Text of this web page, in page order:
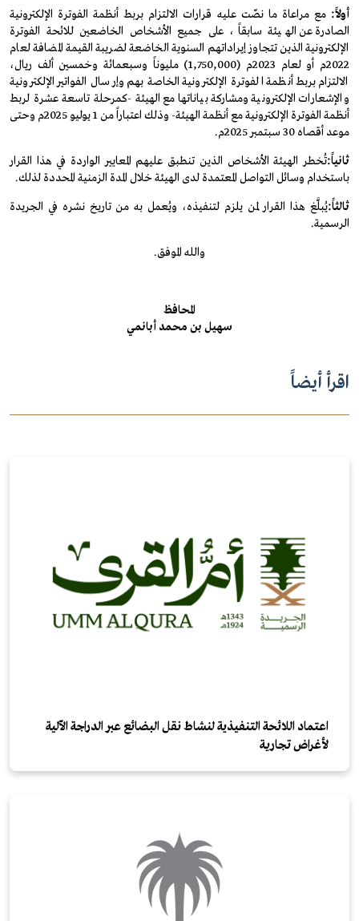
أولاً: مع مراعاة ما نصّت عليه قرارات الالتزام بربط أنظمة الفوترة الإلكترونية
الصادرة عن الهيئة سابقاً، على جميع الأشخاص الخاضعين للائحة الفوترة
الإلكترونية الذين تتجاوز إيراداتهم السنوية الخاضعة لضريبة القيمة المضافة لعام
2022م أو لعام 2023م
(1,750,000)
مليوناً وسبعمائة وخمسين ألف ريال،
الالتزام بربط أنظمة الفوترة الإلكترونية الخاصة بهم وإرسال الفواتير الإلكترونية
والإشعارات الإلكترونية ومشاركة بياناتها مع الهيئة -كمرحلة تاسعة عشرة لربط
أنظمة الفوترة الإلكترونية مع أنظمة الهيئة- وذلك اعتباراً من 1يوليو 2025م وحتى
موعد أقصاه 30 سبتمبر 2025م.
ثانياً:تُخطر الهيئة الأشخاص الذين تنطبق عليهم المعايير الواردة في هذا القرار
باستخدام وسائل التواصل المعتمدة لدى الهيئة خلال المدة الزمنية المحددة لذلك.
ثالثاً:يُبلَّغ هذا القرار لمن يلزم لتنفيذه، ويُعمل به من تاريخ نشره في الجريدة
الرسمية.
والله الموفق.
المحافظ
سهيل بن محمد أبانمي
اقرأ أيضاً
اعتماد اللائحة التنفيذية لنشاط نقل البضائع عبر الدراجة الآلية
لأغراض تجارية